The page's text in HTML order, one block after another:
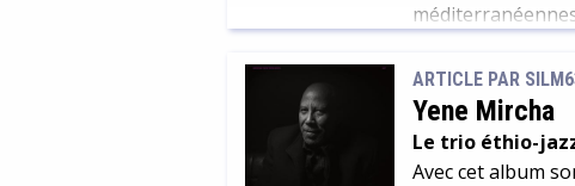
ARTICLE PAR
Yene Mircha
Le trio éthio-
Avec cet album